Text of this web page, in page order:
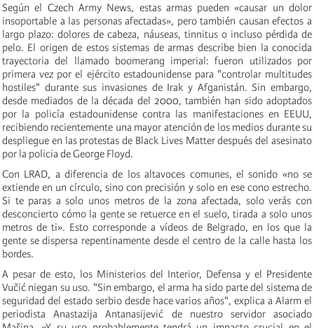
Según el Czech Army News, estas armas pueden «causar un dolor
insoportable a las personas afectadas», pero también causan efectos a
largo plazo: dolores de cabeza, náuseas, tinnitus o incluso pérdida de
pelo. El origen de estos sistemas de armas describe bien la conocida
trayectoria del llamado boomerang imperial: fueron utilizados por
primera vez por el ejército estadounidense para "controlar multitudes
hostiles" durante sus invasiones de Irak y Afganistán. Sin embargo,
desde mediados de la década del 2000, también han sido adoptados
por la policía estadounidense contra las manifestaciones en EEUU,
recibiendo recientemente una mayor atención de los medios durante su
despliegue en las protestas de Black Lives Matter después del asesinato
por la policia de George Floyd.
Con LRAD, a diferencia de los altavoces comunes, el sonido «no se
extiende en un círculo, sino con precisión y solo en ese cono estrecho.
Si te paras a solo unos metros de la zona afectada, solo verás con
desconcierto cómo la gente se retuerce en el suelo, tirada a solo unos
metros de ti». Esto corresponde a vídeos de Belgrado, en los que la
gente se dispersa repentinamente desde el centro de la calle hasta los
bordes.
A pesar de esto, los Ministerios del Interior, Defensa y el Presidente
Vučić niegan su uso. "Sin embargo, el arma ha sido parte del sistema de
seguridad del estado serbio desde hace varios años", explica a Alarm el
periodista Anastazija Antanasijević de nuestro servidor asociado